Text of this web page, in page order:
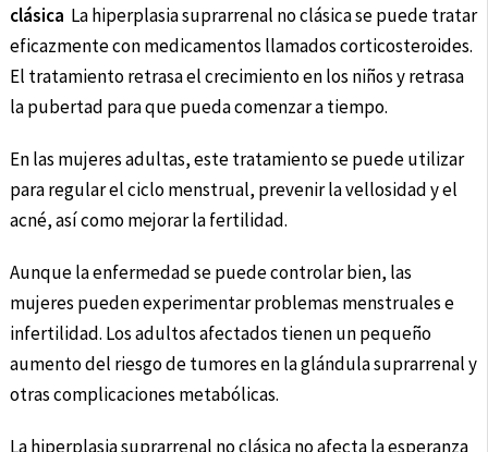
clásica La hiperplasia suprarrenal no clásica se puede tratar
eficazmente con medicamentos llamados corticosteroides.
El tratamiento retrasa el crecimiento en los niños y retrasa
la pubertad para que pueda comenzar a tiempo.
En las mujeres adultas, este tratamiento se puede utilizar
para regular el ciclo menstrual, prevenir la vellosidad y el
acné, así como mejorar la fertilidad.
Aunque la enfermedad se puede controlar bien, las
mujeres pueden experimentar problemas menstruales e
infertilidad. Los adultos afectados tienen un pequeño
aumento del riesgo de tumores en la glándula suprarrenal y
otras complicaciones metabólicas.
La hiperplasia suprarrenal no clásica no afecta la esperanza